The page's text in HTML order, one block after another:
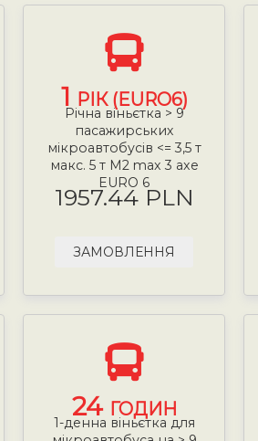
1 РІК (EURO6)
Річна віньєтка > 9
пасажирських
мікроавтобусів <= 3,5 т
макс. 5 т М2 max 3 axe
EURO 6
1957.44 PLN
ЗАМОВЛЕННЯ
24 ГОДИН
1-денна віньєтка для